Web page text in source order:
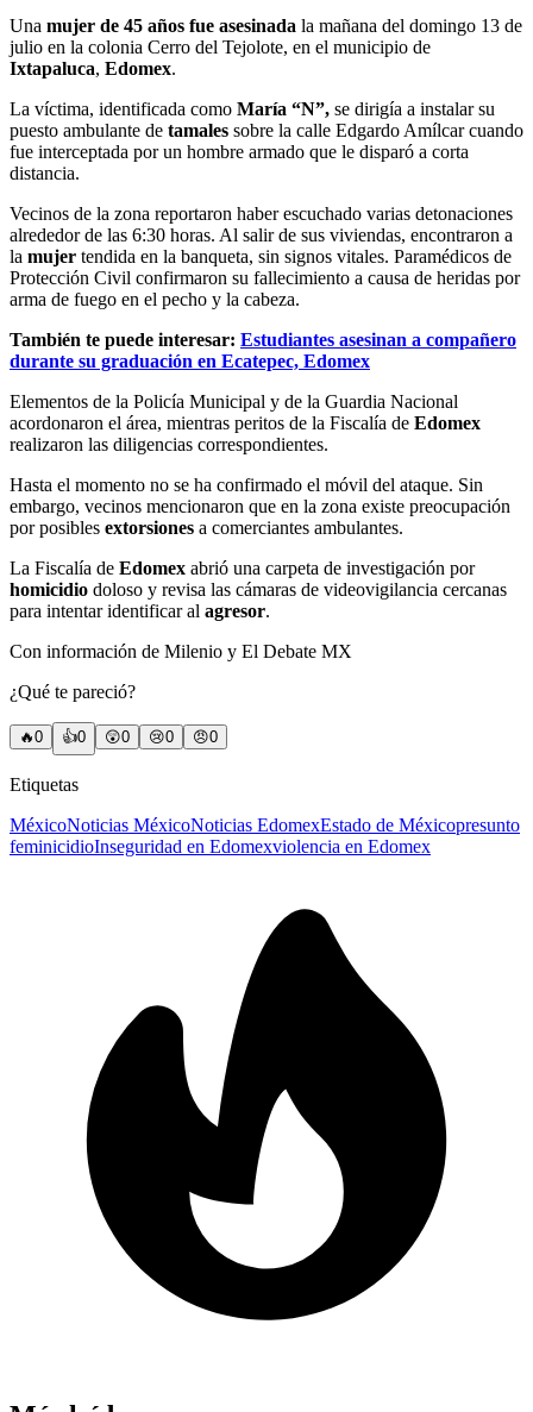
Una mujer de 45 años fue asesinada la mañana del domingo 13 de
julio en la colonia Cerro del Tejolote, en el municipio de
Ixtapaluca, Edomex.
La víctima, identificada como María “N”, se dirigía a instalar su
puesto ambulante de tamales sobre la calle Edgardo Amílcar cuando
fue interceptada por un hombre armado que le disparó a corta
distancia.
Vecinos de la zona reportaron haber escuchado varias detonaciones
alrededor de las 6:30 horas. Al salir de sus viviendas, encontraron a
la mujer tendida en la banqueta, sin signos vitales. Paramédicos de
Protección Civil confirmaron su fallecimiento a causa de heridas por
arma de fuego en el pecho y la cabeza.
También te puede interesar: Estudiantes asesinan a compañero
durante su graduación en Ecatepec, Edomex
Elementos de la Policía Municipal y de la Guardia Nacional
acordonaron el área, mientras peritos de la Fiscalía de Edomex
realizaron las diligencias correspondientes.
Hasta el momento no se ha confirmado el móvil del ataque. Sin
embargo, vecinos mencionaron que en la zona existe preocupación
por posibles extorsiones a comerciantes ambulantes.
La Fiscalía de Edomex abrió una carpeta de investigación por
homicidio doloso y revisa las cámaras de videovigilancia cercanas
para intentar identificar al agresor.
Con información de Milenio y El Debate MX
¿Qué te pareció?
🔥0 👍0 😲0 😢0 😠0
Etiquetas
MéxicoNoticias MéxicoNoticias EdomexEstado de Méxicopresunto
feminicidioInseguridad en Edomexviolencia en Edomex